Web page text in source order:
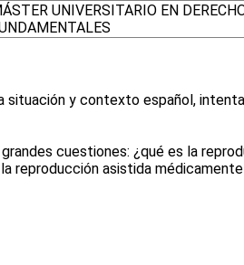
UNIVERSITARIO EN
y contexto español,
cuestiones: ¿qué es la
reproducción asistida